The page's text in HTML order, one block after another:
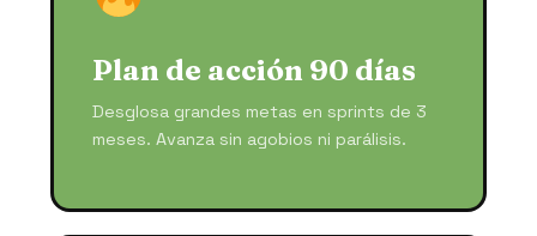
Plan de acción 90 días
Desglosa grandes metas en sprints de 3
meses. Avanza sin agobios ni parálisis.